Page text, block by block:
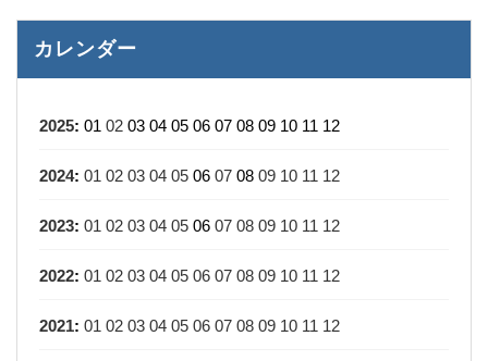
カレンダー
2025: 01 02 03 04 05 06 07 08 09 10 11 12
2024: 01 02 03 04 05 06 07 08 09 10 11 12
2023: 01 02 03 04 05 06 07 08 09 10 11 12
2022: 01 02 03 04 05 06 07 08 09 10 11 12
2021: 01 02 03 04 05 06 07 08 09 10 11 12